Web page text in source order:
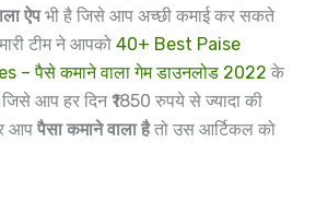
ऐपभी है जिसे आप अच्छी कमाई कर सकते
टीम ने आपको 40+ Best Paise
– पैसे कमाने वाला गेम डाउनलोड 2022 के
जिसे आप हर दिन ₹1850 रुपये से ज्यादा की
आप पैसा कमाने वाला हैतो उस आर्टिकल को